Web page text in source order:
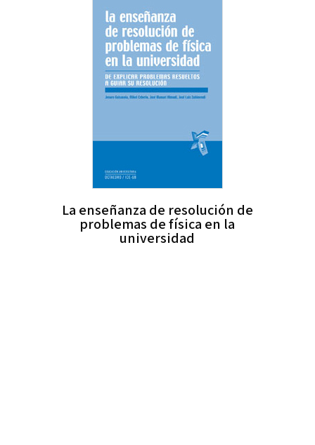
La enseñanza de resolución de
problemas de física en la
universidad